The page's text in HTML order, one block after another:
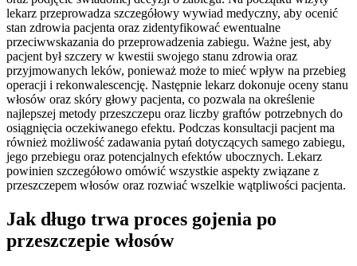
lekarz przeprowadza szczegółowy wywiad medyczny, aby ocenić
stan zdrowia pacjenta oraz zidentyfikować ewentualne
przeciwwskazania do przeprowadzenia zabiegu. Ważne jest, aby
pacjent był szczery w kwestii swojego stanu zdrowia oraz
przyjmowanych leków, ponieważ może to mieć wpływ na przebieg
operacji i rekonwalescencję. Następnie lekarz dokonuje oceny stanu
włosów oraz skóry głowy pacjenta, co pozwala na określenie
najlepszej metody przeszczepu oraz liczby graftów potrzebnych do
osiągnięcia oczekiwanego efektu. Podczas konsultacji pacjent ma
również możliwość zadawania pytań dotyczących samego zabiegu,
jego przebiegu oraz potencjalnych efektów ubocznych. Lekarz
powinien szczegółowo omówić wszystkie aspekty związane z
przeszczepem włosów oraz rozwiać wszelkie wątpliwości pacjenta.
Jak długo trwa proces gojenia po
przeszczepie włosów